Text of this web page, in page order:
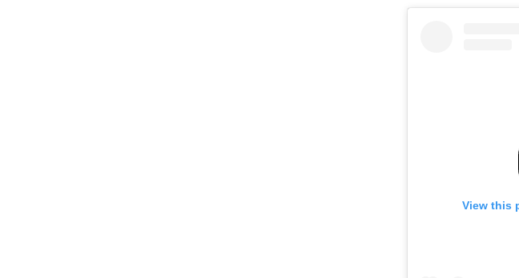
View this